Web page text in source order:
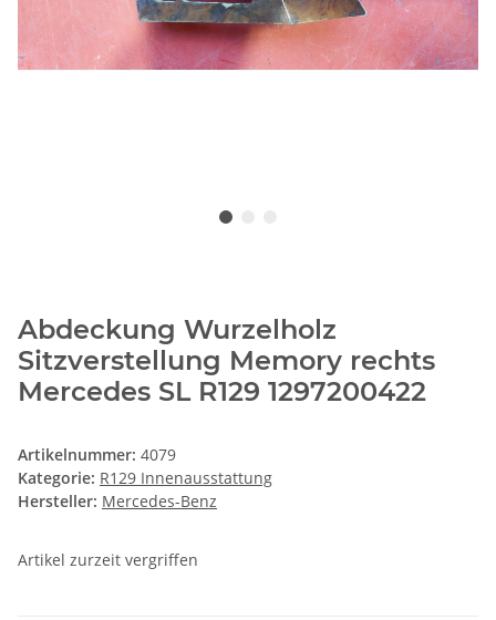
Abdeckung Wurzelholz
Sitzverstellung Memory rechts
Mercedes SL R129 1297200422
Artikelnummer: 4079
Kategorie: R129 Innenausstattung
Hersteller: Mercedes-Benz
Artikel zurzeit vergriffen